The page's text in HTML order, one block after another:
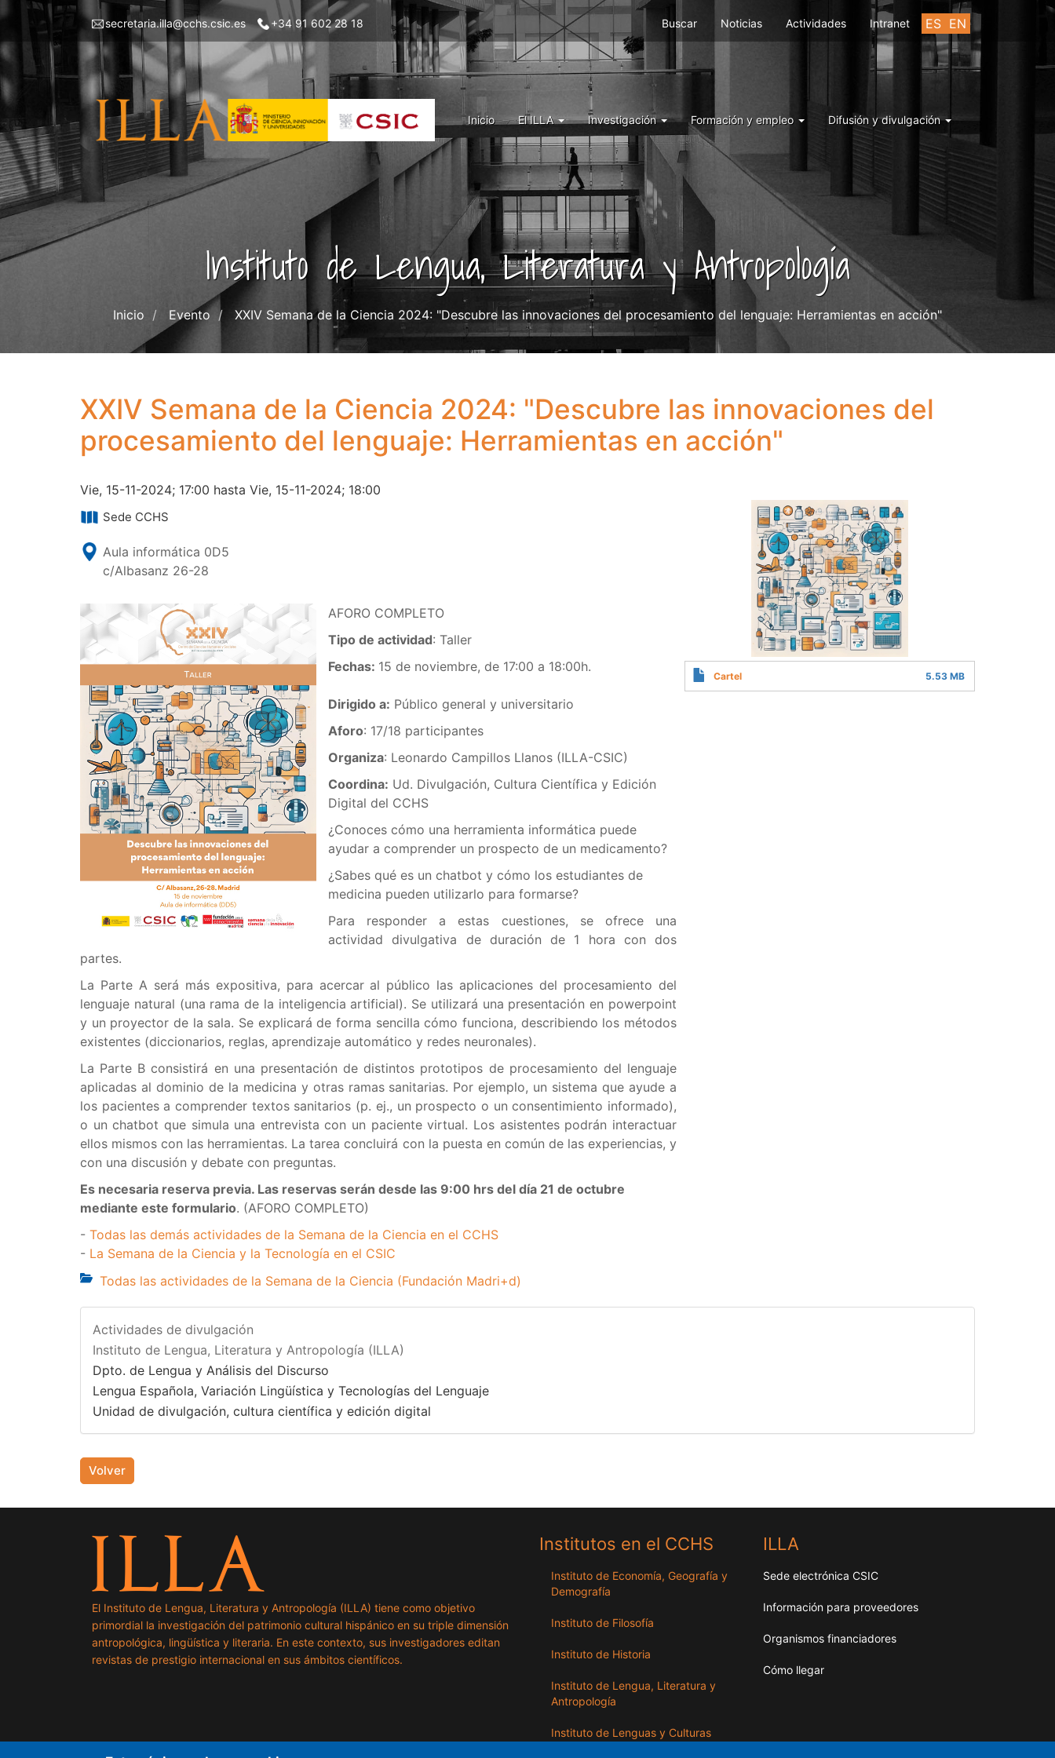
Pasar
contenido
principal
Menu
left
ILLA
secretaria.illa@cchs.csic.es +34 91 602 28 18 ES EN
Menu
right
ILLA
Buscar Noticias Actividades Intranet
Inicio El ILLA Investigación Formación y empleo Difusión y divulgación
Instituto de Lengua, Literatura y Antropología
Inicio Evento XXIV Semana de la Ciencia 2024: "Descubre las innovaciones del procesamiento del lenguaje: Herramientas en acción"
XXIV Semana de la Ciencia 2024: "Descubre las innovaciones del
procesamiento del lenguaje: Herramientas en acción"
Vie, 15-11-2024; 17:00 hasta Vie, 15-11-2024; 18:00
Sede CCHS
Aula informática 0D5
c/Albasanz 26-28
AFORO COMPLETO
Tipo de actividad: Taller
Fechas: 15 de noviembre, de 17:00 a 18:00h.
Dirigido a: Público general y universitario
Aforo: 17/18 participantes
Organiza: Leonardo Campillos Llanos (ILLA-CSIC)
Coordina: Ud. Divulgación, Cultura Científica y Edición
Digital del CCHS
¿Conoces cómo una herramienta informática puede
ayudar a comprender un prospecto de un medicamento?
¿Sabes qué es un chatbot y cómo los estudiantes de
medicina pueden utilizarlo para formarse?
Para responder a estas cuestiones, se ofrece una
actividad divulgativa de duración de 1 hora con dos
partes.
La Parte A será más expositiva, para acercar al público las aplicaciones del procesamiento del
lenguaje natural (una rama de la inteligencia artificial). Se utilizará una presentación en powerpoint
y un proyector de la sala. Se explicará de forma sencilla cómo funciona, describiendo los métodos
existentes (diccionarios, reglas, aprendizaje automático y redes neuronales).
La Parte B consistirá en una presentación de distintos prototipos de procesamiento del lenguaje
aplicadas al dominio de la medicina y otras ramas sanitarias. Por ejemplo, un sistema que ayude a
los pacientes a comprender textos sanitarios (p. ej., un prospecto o un consentimiento informado),
o un chatbot que simula una entrevista con un paciente virtual. Los asistentes podrán interactuar
ellos mismos con las herramientas. La tarea concluirá con la puesta en común de las experiencias, y
con una discusión y debate con preguntas.
Es necesaria reserva previa. Las reservas serán desde las 9:00 hrs del día 21 de octubre
mediante este formulario. (AFORO COMPLETO)
- Todas las demás actividades de la Semana de la Ciencia en el CCHS
- La Semana de la Ciencia y la Tecnología en el CSIC
Cartel 5.53 MB
Todas las actividades de la Semana de la Ciencia (Fundación Madri+d)
Actividades de divulgación
Instituto de Lengua, Literatura y Antropología (ILLA)
Dpto. de Lengua y Análisis del Discurso
Lengua Española, Variación Lingüística y Tecnologías del Lenguaje
Unidad de divulgación, cultura científica y edición digital
Volver
El Instituto de Lengua, Literatura y Antropología (ILLA) tiene como objetivo
primordial la investigación del patrimonio cultural hispánico en su triple dimensión
antropológica, lingüística y literaria. En este contexto, sus investigadores editan
revistas de prestigio internacional en sus ámbitos científicos.
Institutos en el CCHS
Instituto de Economía, Geografía y
Demografía
Instituto de Filosofía
Instituto de Historia
Instituto de Lengua, Literatura y
Antropología
Instituto de Lenguas y Culturas
ILLA
Sede electrónica CSIC
Información para proveedores
Organismos financiadores
Cómo llegar